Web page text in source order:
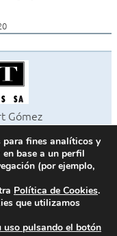
Gómez
Baños
-
para fines analíticos y
base a un perfil
(por ejemplo,
Política de Cookies.
que utilizamos
uso pulsando el botón